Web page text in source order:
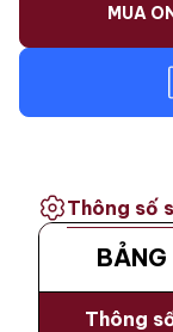
MUA
Thông số
Thông